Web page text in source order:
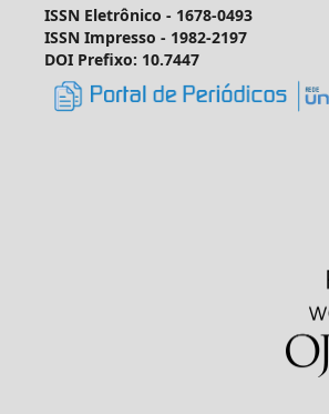
ISSN Eletrônico - 1678-0493
ISSN Impresso - 1982-2197
DOI Prefixo: 10.7447